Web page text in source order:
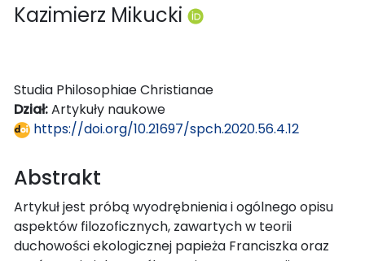
Kazimierz Mikucki
Studia Philosophiae Christianae
Dział:Artykuły naukowe
https://doi.org/10.21697/spch.2020.56.4.12
Abstrakt
Artykuł jest próbą wyodrębnienia i ogólnego opisu
aspektów filozoficznych, zawartych w teorii
duchowości ekologicznej papieża Franciszka oraz